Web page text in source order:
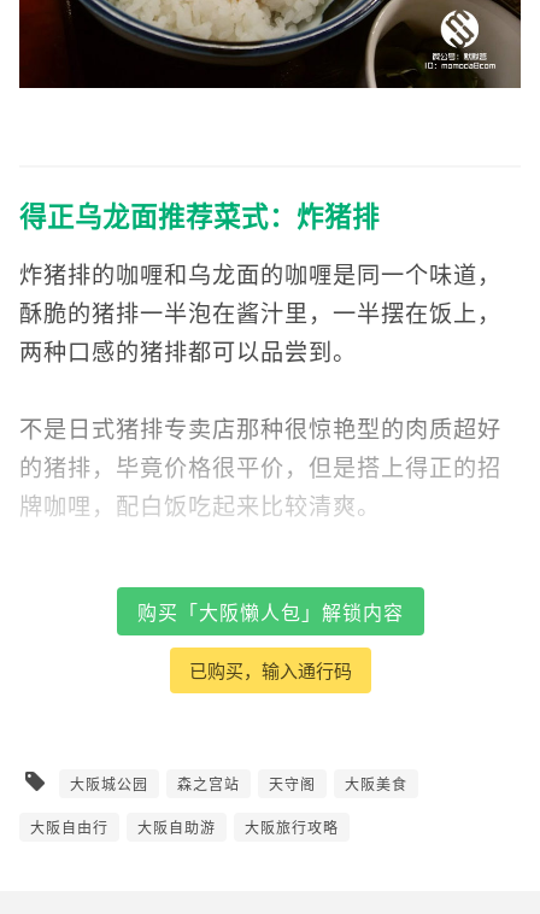
得正乌龙面推荐菜式：炸猪排
炸猪排的咖喱和乌龙面的咖喱是同一个味道，
酥脆的猪排一半泡在酱汁里，一半摆在饭上，
两种口感的猪排都可以品尝到。
不是日式猪排专卖店那种很惊艳型的肉质超好
的猪排，毕竟价格很平价，但是搭上得正的招
牌咖哩，配白饭吃起来比较清爽。
购买「大阪懒人包」解锁内容
已购买，输入通行码
大阪城公园 森之宫站 天守阁 大阪美食
大阪自由行 大阪自助游 大阪旅行攻略